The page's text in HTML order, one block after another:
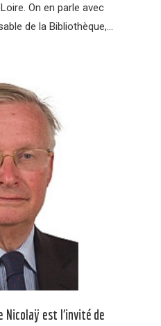
On en parle avec
de la Bibliothèque,…
Nicolaÿ est l’invité de